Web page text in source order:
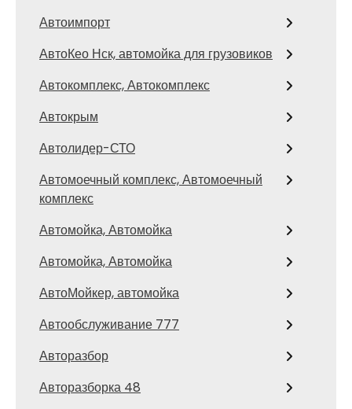
Автоимпорт
АвтоКео Нск, автомойка для грузовиков
Автокомплекс, Автокомплекс
Автокрым
Автолидер-СТО
Автомоечный комплекс, Автомоечный
комплекс
Автомойка, Автомойка
Автомойка, Автомойка
АвтоМойкер, автомойка
Автообслуживание 777
Авторазбор
Авторазборка 48